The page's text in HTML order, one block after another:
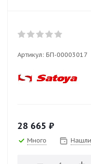
Артикул: БП-00003017
28 665 ₽
Много